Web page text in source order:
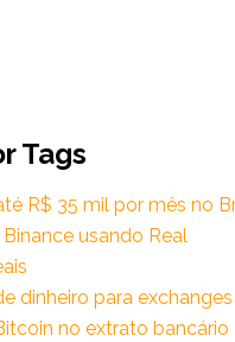
Tags
R$ 35 mil por mês no
usando Real
dinheiro para
no extrato bancário